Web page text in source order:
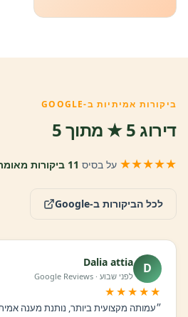
ביקורות אמיתיות ב-GOOGLE
דירוג 5 ★ מתוך 5
★★★★★ על בסיס 11 ביקורות מאומתות
לכל הביקורות ב-Google
D
Dalia attia
לפני שבוע · Google Reviews
★★★★★
״עמותה מקצועית ביותר, נותנת מענה